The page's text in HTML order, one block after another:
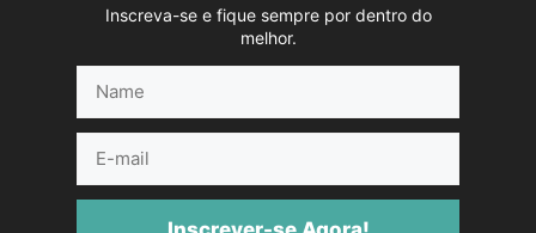
Inscreva-se e fique sempre por dentro do
melhor.
mail